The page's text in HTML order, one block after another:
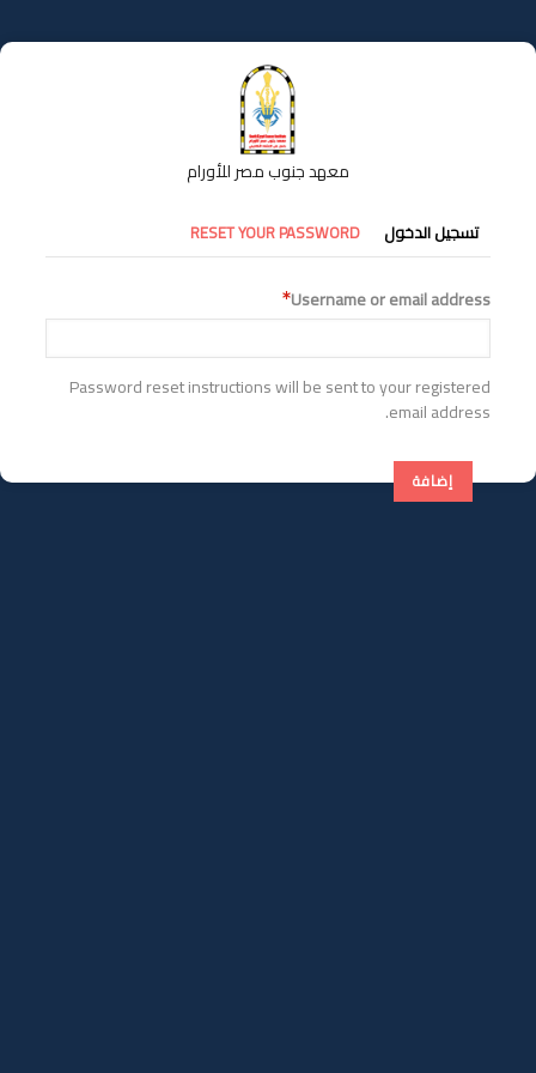
إلى
المحتوى
معهد جنوب مصر للأورام
التبويبات
الأساسية
تسجيل الدخول RESET YOUR PASSWORD
Username or email address
Password reset instructions will be sent to your registered
email address.